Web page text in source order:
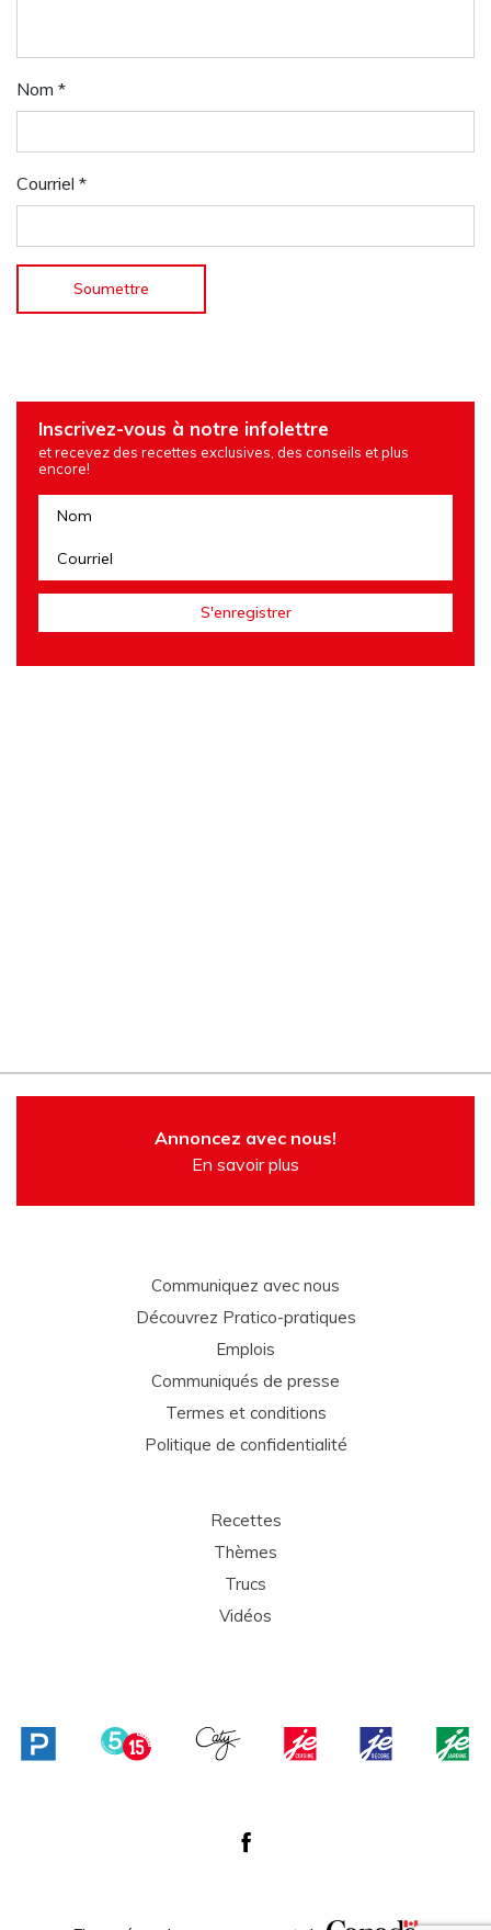
Nom *
Courriel *
Inscrivez-vous à notre infolettre
et recevez des recettes exclusives, des conseils et plus
encore!
Annoncez avec nous!
En savoir plus
Communiquez avec nous
Découvrez Pratico-pratiques
Emplois
Communiqués de presse
Termes et conditions
Politique de confidentialité
Recettes
Thèmes
Trucs
Vidéos